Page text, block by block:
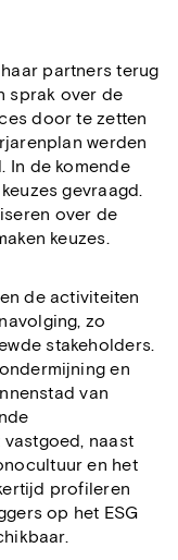
partners terug
sprak over de
door te zetten
werden
In de komende
gevraagd.
over de
keuzes.
de activiteiten
zo
stakeholders.
en
van
naast
en het
profileren
op het ESG